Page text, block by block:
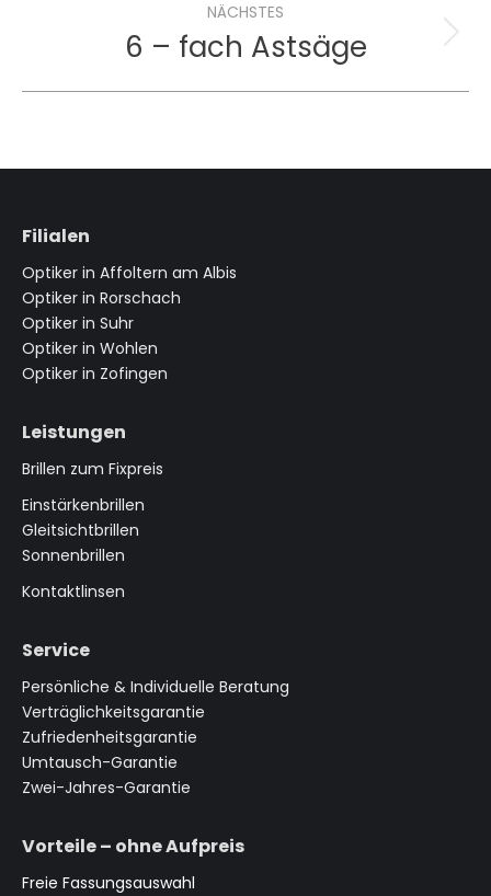
NÄCHSTES
Next
6 – fach Astsäge
Filialen
Optiker in Affoltern am Albis
Optiker in Rorschach
Optiker in Suhr
Optiker in Wohlen
Optiker in Zofingen
Leistungen
Brillen zum Fixpreis
Einstärkenbrillen
Gleitsichtbrillen
Sonnenbrillen
Kontaktlinsen
Service
Persönliche & Individuelle Beratung
Verträglichkeitsgarantie
Zufriedenheitsgarantie
Umtausch-Garantie
Zwei-Jahres-Garantie
Vorteile – ohne Aufpreis
Freie Fassungsauswahl